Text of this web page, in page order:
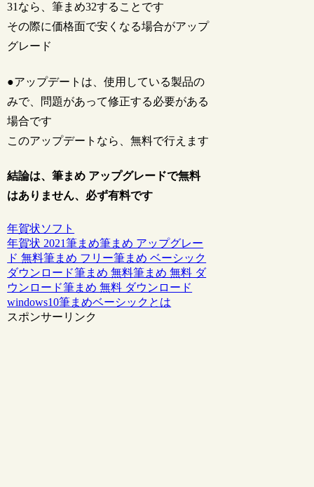
31なら、筆まめ32することです
その際に価格面で安くなる場合がアップ
グレード
●アップデートは、使用している製品の
みで、問題があって修正する必要がある
場合です
このアップデートなら、無料で行えます
結論は、筆まめ アップグレードで無料
はありません、必ず有料です
年賀状ソフト
年賀状 2021筆まめ筆まめ アップグレー
ド 無料筆まめ フリー筆まめ ベーシック
ダウンロード筆まめ 無料筆まめ 無料 ダ
ウンロード筆まめ 無料 ダウンロード
windows10筆まめベーシックとは
スポンサーリンク